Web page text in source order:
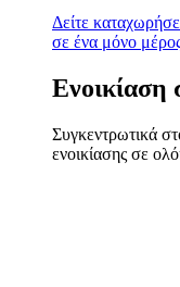
Δείτε
σε ένα μόνο
Ενοικίαση
Συγκεντρωτικά
ενοικίασης σε